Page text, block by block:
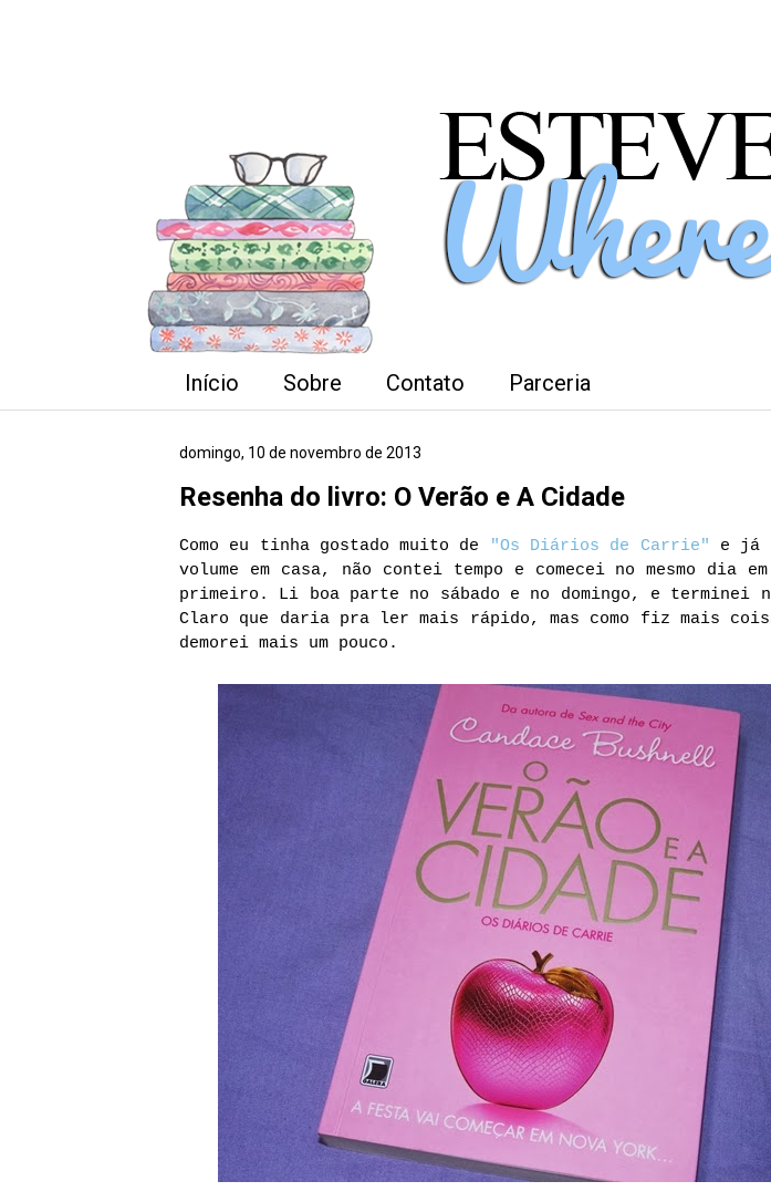
Início Sobre Contato Parceria
domingo, 10 de novembro de 2013
Resenha do livro: O Verão e A Cidade
Como eu tinha gostado muito de "Os Diários de Carrie" e já
volume em casa, não contei tempo e comecei no mesmo dia
primeiro. Li boa parte no sábado e no domingo, e terminei
Claro que daria pra ler mais rápido, mas como fiz mais
demorei mais um pouco.